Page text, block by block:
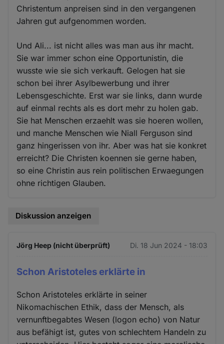
Christentum anpreisen sind in den vergangenen
Jahren gut aufgenommen worden.
Und Ali... ist nicht alles was man aus ihr macht.
Sie war immer schon eine Opportunistin, die
wusste wie sie sich verkauft. Gelogen hat sie
schon bei ihrer Asylbewerbung und ihrer
Lebensgeschichte. Erst war sie links, dann wurde
auf einmal rechts als es dort mehr zu holen gab.
Sie hat Menschen erzaehlt was sie hoeren wollen,
und manche Menschen wie Niall Ferguson sind
ganz hingerissen von ihr. Aber was hat sie konkret
erreicht? Die Christen koennen sie gerne haben,
so eine Christin aus rein politischen Erwaegungen
ohne richtigen Glauben.
Diskussion anzeigen
Jörg Heep (nicht überprüft) Di. 18 Jun 2024 - 18:03
Schon Aristoteles erklärte in
Schon Aristoteles erklärte in seiner
Nikomachischen Ethik, dass der Mensch, als
vernunftbegabtes Wesen (logon echo) von Natur
aus befähigt ist, gutes von schlechtem Handeln zu